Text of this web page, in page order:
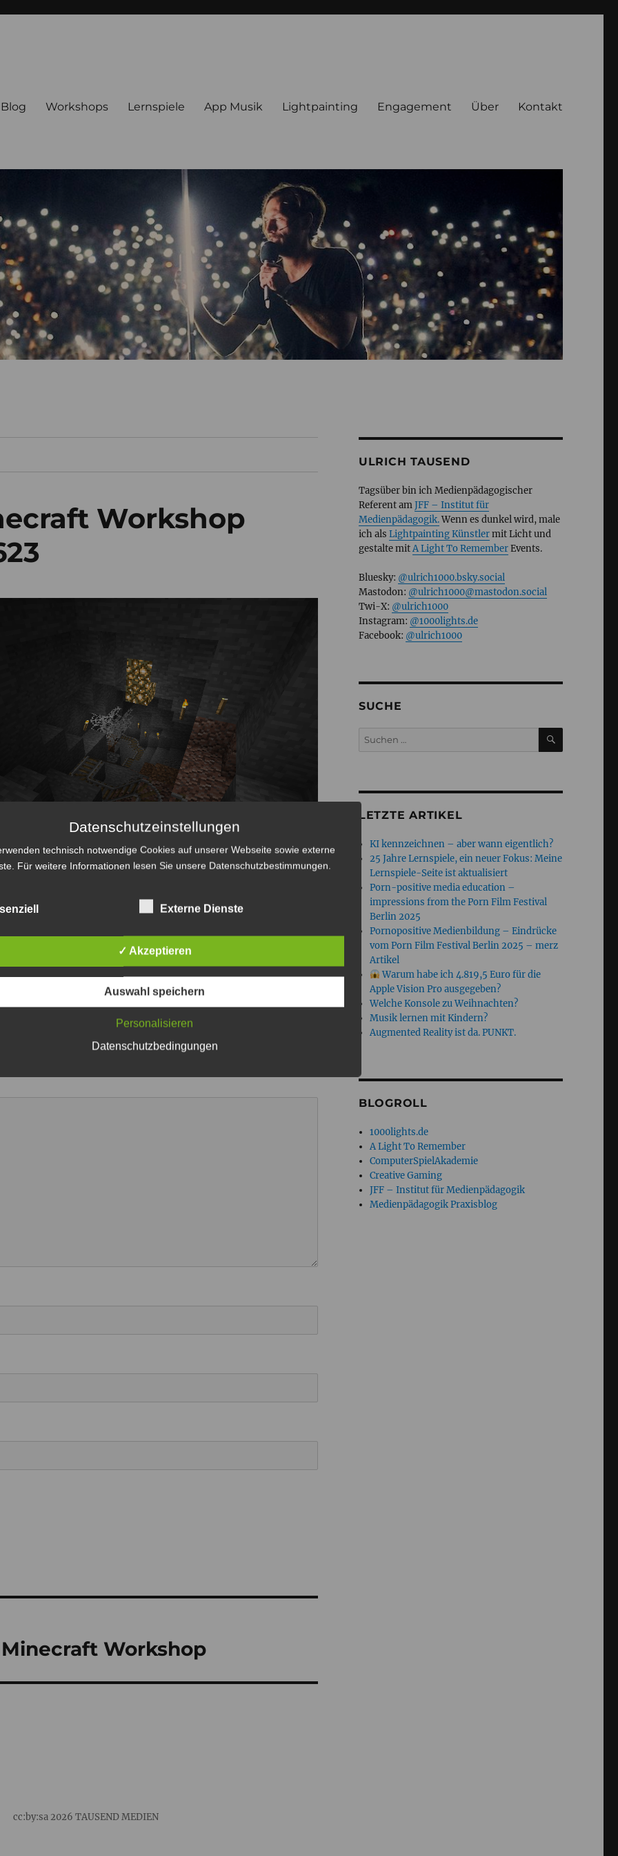
Blog Workshops Lernspiele App Musik Lightpainting Engagement Über Kontakt
Workshop
*markiert
Workshop
ULRICH TAUSEND
Tagsüber bin ich Medienpädagogischer
Referent amJFF – Institut für
Medienpädagogik.Wenn es dunkel wird, male
ich als Lightpainting Künstlermit Licht und
gestalte mitA Light To RememberEvents.
Bluesky: @ulrich1000.bsky.social
Mastodon: @ulrich1000@mastodon.social
Twi-X: @ulrich1000
Instagram: @1000lights.de
Facebook: @ulrich1000
SUCHE
Suchen
nach:
SUCHEN
LETZTE ARTIKEL
KI kennzeichnen – aber wann eigentlich?
25 Jahre Lernspiele, ein neuer Fokus: Meine
Lernspiele-Seite ist aktualisiert
Porn-positive media education –
impressions from the Porn Film Festival
Berlin 2025
Pornopositive Medienbildung – Eindrücke
vom Porn Film Festival Berlin 2025 – merz
Artikel
Warum habe ich 4.819,5 Euro für die
Apple Vision Pro ausgegeben?
Welche Konsole zu Weihnachten?
Musik lernen mit Kindern?
Augmented Reality ist da. PUNKT.
BLOGROLL
1000lights.de
A Light To Remember
ComputerSpielAkademie
Creative Gaming
JFF – Institut für Medienpädagogik
Medienpädagogik Praxisblog
2026TAUSEND MEDIEN
Datenschutzeinstellungen
technisch notwendige Cookies auf unserer Webseite sowie externe
Für weitere Informationen lesen Sie unsere Datenschutzbestimmungen
Externe Dienste
✓ Akzeptieren
Auswahl speichern
Personalisieren
Datenschutzbedingungen